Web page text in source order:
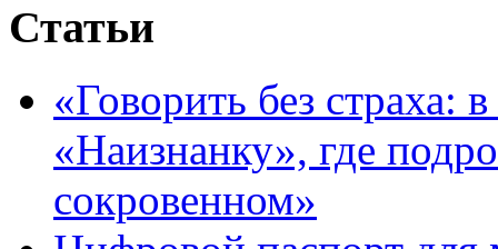
Статьи
«Говорить без страха:
«Наизнанку», где
сокровенном»